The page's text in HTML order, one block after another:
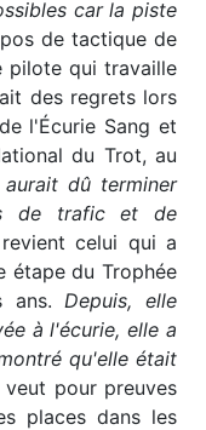
car la piste
de tactique de
pilote qui travaille
des regrets lors
l'Écurie Sang et
du Trot, au
aurait dû terminer
de trafic et de
celui qui a
étape du Trophée
ans. Depuis, elle
à l'écurie, elle a
qu'elle était
pour preuves
places dans les